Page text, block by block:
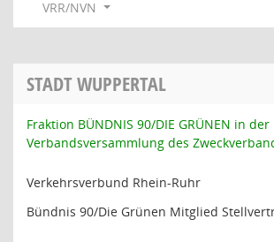
VRR/NVN
STADT WUPPERTAL
Fraktion BÜNDNIS 90/DIE GRÜNEN in der
Verbandsversammlung des
Verkehrsverbund Rhein-Ruhr
Bündnis 90/Die Grünen Mitglied